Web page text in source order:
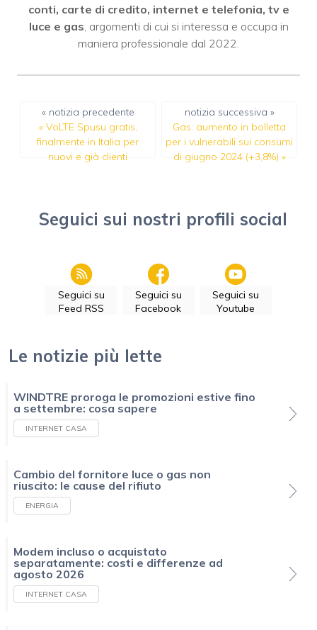
conti, carte di credito, internet e telefonia, tv e
luce e gas , argomenti di cui si interessa e occupa in
maniera professionale dal 2022.
« notizia precedente
« VoLTE Spusu gratis,
finalmente in Italia per
nuovi e già clienti
notizia successiva »
Gas: aumento in bolletta
per i vulnerabili sui consumi
di giugno 2024 (+3,8%) »
Seguici sui nostri profili social
Seguici su
Feed RSS
Seguici su
Facebook
Seguici su
Youtube
Le notizie più lette
WINDTRE proroga le promozioni estive fino
a settembre: cosa sapere
INTERNET CASA
Cambio del fornitore luce o gas non
riuscito: le cause del rifiuto
ENERGIA
Modem incluso o acquistato
separatamente: costi e differenze ad
agosto 2026
INTERNET CASA